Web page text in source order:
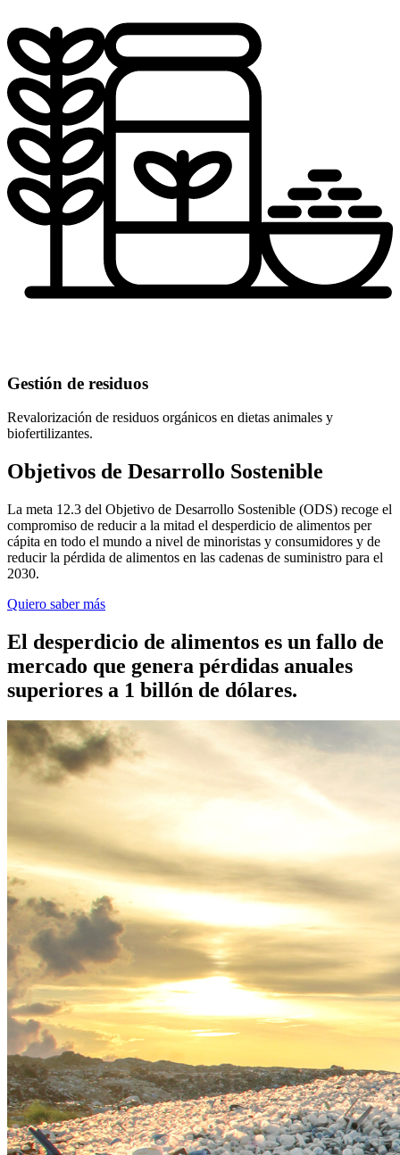
Gestión de residuos
Revalorización de residuos orgánicos en dietas animales y
biofertilizantes.
Objetivos de Desarrollo Sostenible
La meta 12.3 del Objetivo de Desarrollo Sostenible (ODS) recoge el
compromiso de reducir a la mitad el desperdicio de alimentos per
cápita en todo el mundo a nivel de minoristas y consumidores y de
reducir la pérdida de alimentos en las cadenas de suministro para el
2030.
Quiero saber más
El desperdicio de alimentos es un fallo de
mercado que genera pérdidas anuales
superiores a 1 billón de dólares.